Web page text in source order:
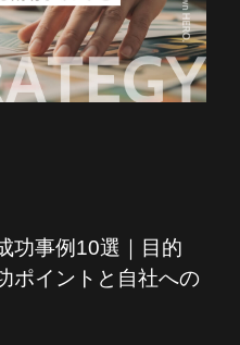
功事例10選｜目的
ポイントと自社への